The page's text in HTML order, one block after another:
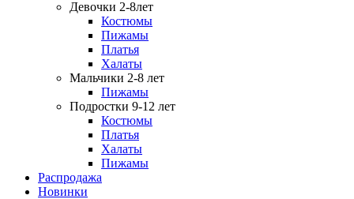
Девочки 2-8лет
Костюмы
Пижамы
Платья
Халаты
Мальчики 2-8 лет
Пижамы
Подростки 9-12 лет
Костюмы
Платья
Халаты
Пижамы
Распродажа
Новинки